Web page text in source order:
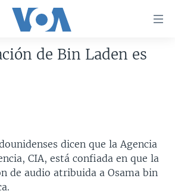
RUSIA
LATINA
de Bin Laden es
dicen que la Agencia
CIA, está confiada en que la
de audio atribuida a Osama bin